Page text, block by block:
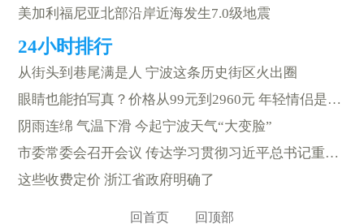
美加利福尼亚北部沿岸近海发生7.0级地震
从街头到巷尾满是人 宁波这条历史街区火出圈
眼睛也能拍写真？价格从99元到2960元 年轻情侣是消费主力
阴雨连绵 气温下滑 今起宁波天气“大变脸”
市委常委会召开会议 传达学习贯彻习近平总书记重要讲话精神
这些收费定价 浙江省政府明确了
回首页 回顶部